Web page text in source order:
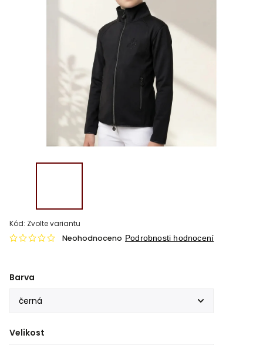
Kód: Zvolte variantu
Neohodnoceno Podrobnosti hodnocení
Barva
Velikost